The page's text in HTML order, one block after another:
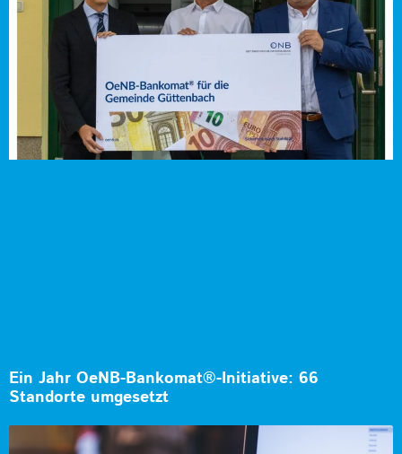
Ein Jahr OeNB-Bankomat®-Initiative: 66
Standorte umgesetzt